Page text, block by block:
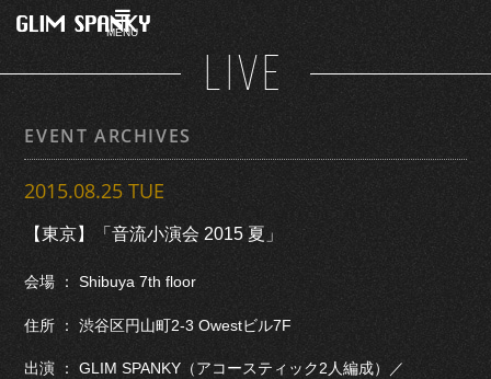
MENU
LIVE
EVENT ARCHIVES
2015.08.25 TUE
【東京】「音流小演会 2015 夏」
会場 ： Shibuya 7th floor
住所 ： 渋谷区円山町2-3 Owestビル7F
出演 ： GLIM SPANKY（アコースティック2人編成）／